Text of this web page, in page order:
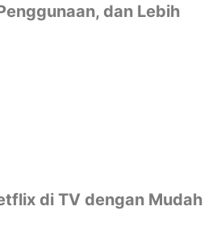
dan Lebih
di TV dengan Mudah